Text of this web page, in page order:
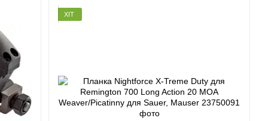
дозволить істотно підвищити результативність
умовах;
ХІТ